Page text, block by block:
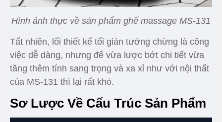
Hình ảnh thực về sản phẩm ghế massage MS-131
Tất nhiên, lối thiết kế tối giản tưởng chừng là công
việc dễ dàng, nhưng để vừa lược bớt chi tiết vừa
tăng thêm tính sang trọng và xa xỉ như với nội thất
của MS-131 thì lại rất khó.
Sơ Lược Về Cấu Trúc Sản Phẩm